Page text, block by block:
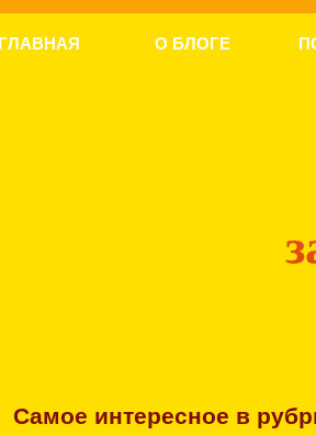
ГЛАВНАЯ О БЛОГЕ
Самое интересное в